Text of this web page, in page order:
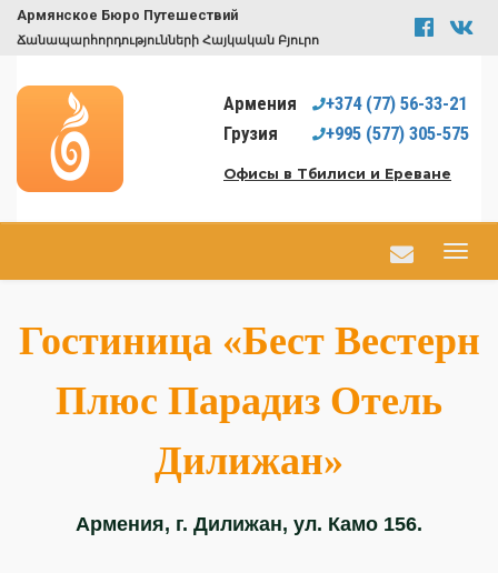
Армянское Бюро Путешествий
Ճանապարհորդությունների Հայկական Բյուրո
Армения +374 (77) 56-33-21
Грузия
+995 (577) 305-575
Офисы в Тбилиси и Ереване
Гостиница «Бест Вестерн
Плюс Парадиз Отель
Дилижан»
Армения, г. Дилижан, ул. Камо 156.